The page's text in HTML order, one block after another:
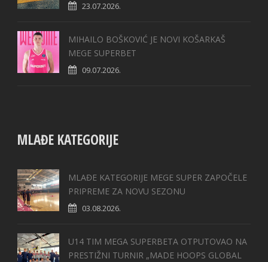
23.07.2026.
MIHAILO BOŠKOVIĆ JE NOVI KOŠARKAŠ
MEGE SUPERBET
09.07.2026.
MLAĐE KATEGORIJE
MLAĐE KATEGORIJE MEGE SUPER ZAPOČELE
PRIPREME ZA NOVU SEZONU
03.08.2026.
U14 TIM MEGA SUPERBETA OTPUTOVAO NA
PRESTIŽNI TURNIR „MADE HOOPS GLOBAL